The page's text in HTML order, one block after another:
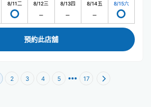
8/11二 8/12三 8/13四 8/14五 8/15六
預約此店舖
2 3 4 5 17